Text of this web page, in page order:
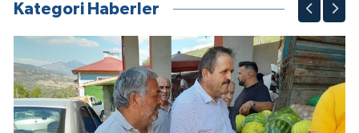
Kategori Haberler